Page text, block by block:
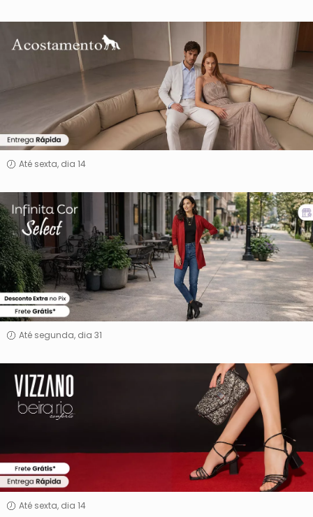
Acostamento
Até sexta, dia 14
INFINITA
COR
&
SELECT
Até segunda, dia 31
Vizzano
Beira
Até sexta, dia 14